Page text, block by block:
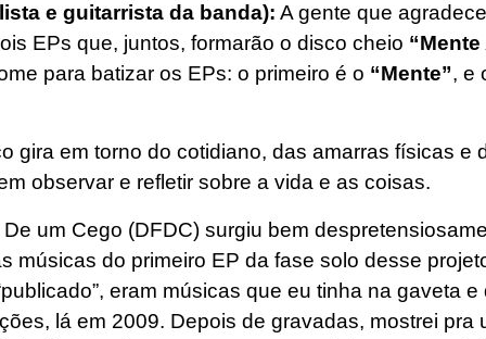
e guitarrista da banda): A gente que
EPs que, juntos, formarão o disco cheio
para batizar os EPs: o primeiro é o “Mente”, e
gira em torno do cotidiano, das amarras físicas e
observar e refletir sobre a vida e as coisas.
um Cego (DFDC) surgiu bem
músicas do primeiro EP da fase solo desse
eram músicas que eu tinha na gaveta
lá em 2009. Depois de gravadas, mostrei pra